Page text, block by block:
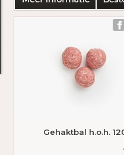
Gehaktbal h.o.h.